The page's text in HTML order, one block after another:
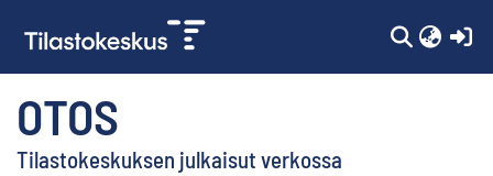
OTOS
Tilastokeskuksen julkaisut verkossa